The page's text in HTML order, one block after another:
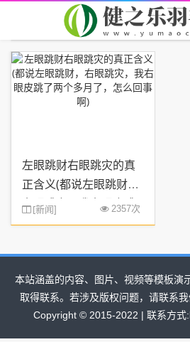
您现在的位置： 首页> TAG信息列
左眼跳财右眼跳灾的真
正含义(都说左眼跳财，
右眼跳灾，我右眼皮跳
了两个多月了，怎么回
[新闻] 2357次
本站涵盖的内容、图片、视频等模板演
取得联系。若涉及版权问题，请联系我
Copyright © 2015-2022 | 联系方式